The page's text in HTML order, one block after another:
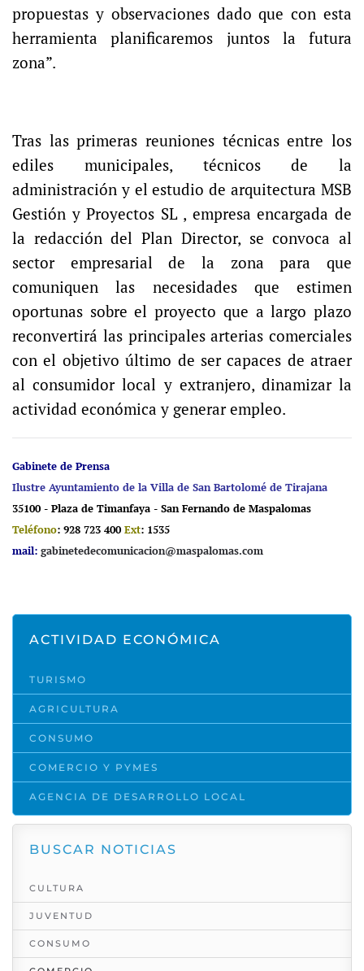
propuestas y observaciones dado que con esta
herramienta planificaremos juntos la futura
zona”.
Tras las primeras reuniones técnicas entre los
ediles municipales, técnicos de la
administración y el estudio de arquitectura MSB
Gestión y Proyectos SL , empresa encargada de
la redacción del Plan Director, se convoca al
sector empresarial de la zona para que
comuniquen las necesidades que estimen
oportunas sobre el proyecto que a largo plazo
reconvertirá las principales arterias comerciales
con el objetivo último de ser capaces de atraer
al consumidor local y extranjero, dinamizar la
actividad económica y generar empleo.
Gabinete de Prensa
Ilustre Ayuntamiento de la Villa de San Bartolomé de Tirajana
35100 - Plaza de Timanfaya - San Fernando de Maspalomas
Teléfono: 928 723 400 Ext: 1535
mail: gabinetedecomunicacion@maspalomas.com
ACTIVIDAD ECONÓMICA
TURISMO
AGRICULTURA
CONSUMO
COMERCIO Y PYMES
AGENCIA DE DESARROLLO LOCAL
BUSCAR NOTICIAS
CULTURA
JUVENTUD
CONSUMO